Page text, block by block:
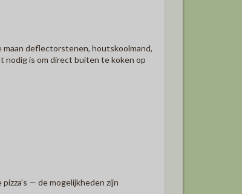
deflectorstenen, houtskoolmand,
nodig is om direct buiten te koken op
— de mogelijkheden zijn